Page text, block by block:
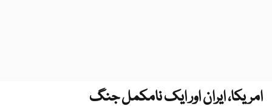
امریکا، ایران اور ایک نامکمل جنگ